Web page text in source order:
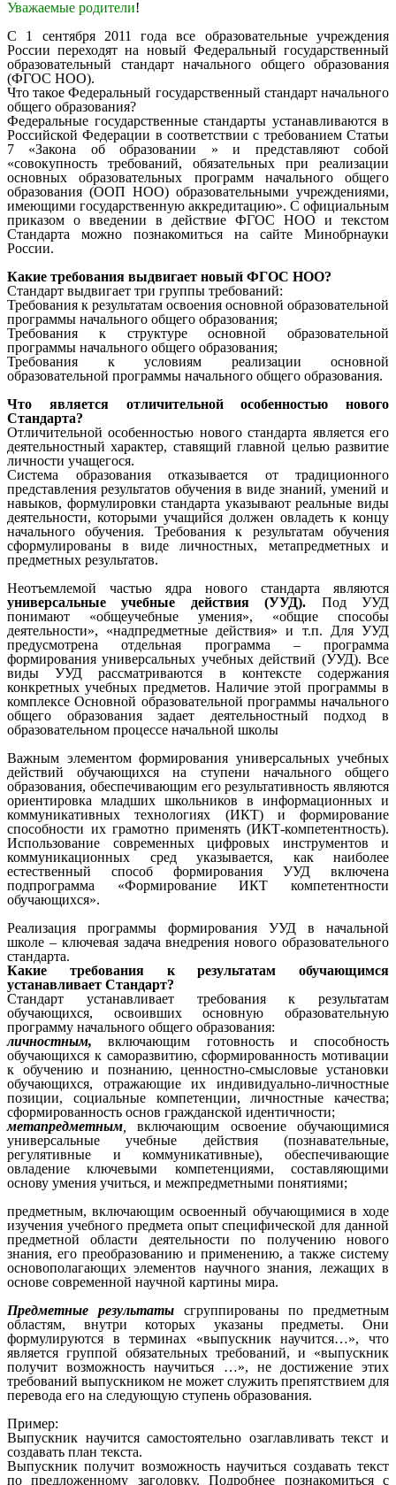
Уважаемые родители!
С 1 сентября 2011 года все образовательные учреждения
России переходят на новый Федеральный государственный
образовательный стандарт начального общего образования
(ФГОС НОО).
Что такое Федеральный государственный стандарт начального
общего образования?
Федеральные государственные стандарты устанавливаются в
Российской Федерации в соответствии с требованием Статьи
7 «Закона об образовании » и представляют собой
«совокупность требований, обязательных при реализации
основных образовательных программ начального общего
образования (ООП НОО) образовательными учреждениями,
имеющими государственную аккредитацию». С официальным
приказом о введении в действие ФГОС НОО и текстом
Стандарта можно познакомиться на сайте Минобрнауки
России.
Какие требования выдвигает новый ФГОС НОО?
Стандарт выдвигает три группы требований:
Требования к результатам освоения основной образовательной
программы начального общего образования;
Требования к структуре основной образовательной
программы начального общего образования;
Требования к условиям реализации основной
образовательной программы начального общего образования.
Что является отличительной особенностью нового
Стандарта?
Отличительной особенностью нового стандарта является его
деятельностный характер, ставящий главной целью развитие
личности учащегося.
Система образования отказывается от традиционного
представления результатов обучения в виде знаний, умений и
навыков, формулировки стандарта указывают реальные виды
деятельности, которыми учащийся должен овладеть к концу
начального обучения. Требования к результатам обучения
сформулированы в виде личностных, метапредметных и
предметных результатов.
Неотъемлемой частью ядра нового стандарта являются
универсальные учебные действия (УУД). Под УУД
понимают «общеучебные умения», «общие способы
деятельности», «надпредметные действия» и т.п. Для УУД
предусмотрена отдельная программа – программа
формирования универсальных учебных действий (УУД). Все
виды УУД рассматриваются в контексте содержания
конкретных учебных предметов. Наличие этой программы в
комплексе Основной образовательной программы начального
общего образования задает деятельностный подход в
образовательном процессе начальной школы
Важным элементом формирования универсальных учебных
действий обучающихся на ступени начального общего
образования, обеспечивающим его результативность являются
ориентировка младших школьников в информационных и
коммуникативных технологиях (ИКТ) и формирование
способности их грамотно применять (ИКТ-компетентность).
Использование современных цифровых инструментов и
коммуникационных сред указывается, как наиболее
естественный способ формирования УУД включена
подпрограмма «Формирование ИКТ компетентности
обучающихся».
Реализация программы формирования УУД в начальной
школе – ключевая задача внедрения нового образовательного
стандарта.
Какие требования к результатам обучающимся
устанавливает Стандарт?
Стандарт устанавливает требования к результатам
обучающихся, освоивших основную образовательную
программу начального общего образования:
личностным, включающим готовность и способность
обучающихся к саморазвитию, сформированность мотивации
к обучению и познанию, ценностно-смысловые установки
обучающихся, отражающие их индивидуально-личностные
позиции, социальные компетенции, личностные качества;
сформированность основ гражданской идентичности;
метапредметным
включающим освоение обучающимися
универсальные учебные действия (познавательные,
регулятивные и коммуникативные), обеспечивающие
овладение ключевыми компетенциями, составляющими
основу умения учиться, и межпредметными понятиями;
предметным, включающим освоенный обучающимися в ходе
изучения учебного предмета опыт специфической для данной
предметной области деятельности по получению нового
знания, его преобразованию и применению, а также систему
основополагающих элементов научного знания, лежащих в
основе современной научной картины мира.
Предметные результатысгруппированы по предметным
областям, внутри которых указаны предметы. Они
формулируются в терминах «выпускник научится…», что
является группой обязательных требований, и «выпускник
получит возможность научиться …», не достижение этих
требований выпускником не может служить препятствием для
перевода его на следующую ступень образования.
Пример:
Выпускник научится самостоятельно озаглавливать текст и
создавать план текста.
Выпускник получит возможность научиться создавать текст
по предложенному заголовку. Подробнее познакомиться с